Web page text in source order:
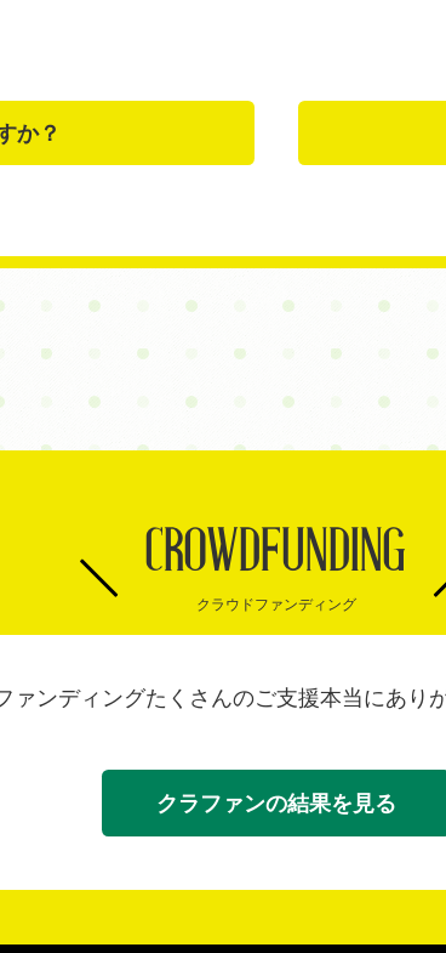
か？
CROWDFUNDING
クラウドファンディング
ァンディングたくさんのご支援本当にあり
クラファンの結果を見る